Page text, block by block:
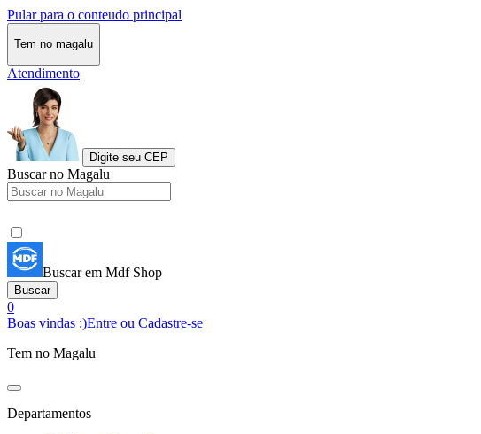
Pular para o conteudo principal
Tem no magalu
Atendimento
Digite seu CEP
Buscar no Magalu
Buscar em Mdf Shop
Buscar
0
Boas vindas :)Entre ou Cadastre-se
Tem no Magalu
Departamentos